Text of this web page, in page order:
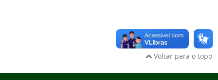
Voltar para o topo